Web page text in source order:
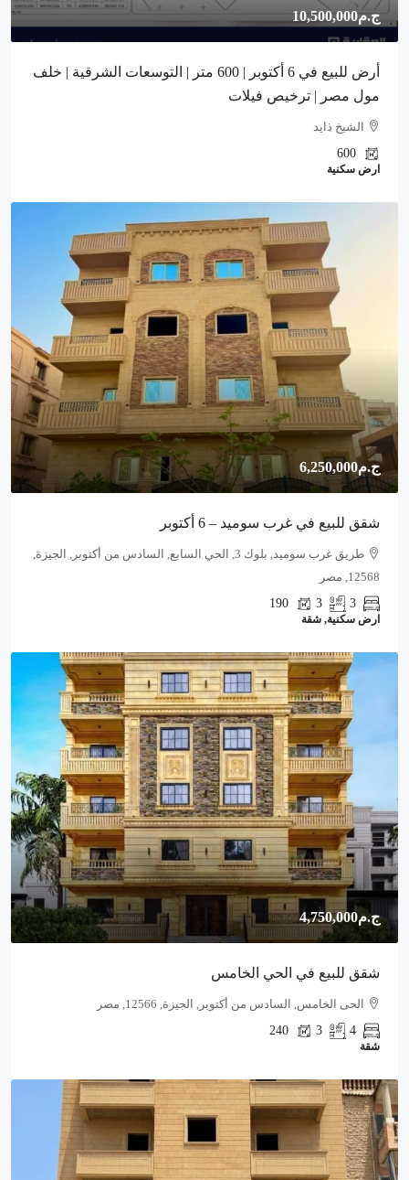
ج.م10,500,000
أرض للبيع في 6 أكتوبر | 600 متر | التوسعات الشرقية | خلف
مول مصر | ترخيص فيلات
الشيخ ذايد
600
ارض سكنية
ج.م6,250,000
شقق للبيع في غرب سوميد – 6 أكتوبر
طريق غرب سوميد, بلوك 3, الحي السابع, السادس من أكتوبر, الجيزة,
12568, مصر
3
3
190
ارض سكنية, شقة
ج.م4,750,000
شقق للبيع في الحي الخامس
الحى الخامس, السادس من أكتوبر, الجيزة, 12566, مصر
4
3
240
شقة